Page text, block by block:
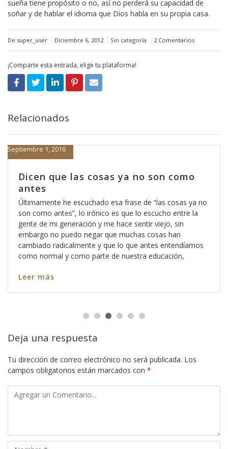
sueña tiene propósito o no, así no perderá su capacidad de
soñar y de hablar el idioma que Dios habla en su propia casa.
De super_user Diciembre 6, 2012 Sin categoría 2 Comentarios
¡Comparte esta entrada, elige tu plataforma!
Relacionados
Dicen que las cosas ya no son como
antes
Septiembre 1, 2016
Últimamente he escuchado esa frase de “las cosas ya no
son como antes”, lo irónico es que lo escucho entre la
gente de mi generación y me hace sentir viejo, sin
embargo no puedo negar que muchas cosas han
cambiado radicalmente y que lo que antes entendíamos
como normal y como parte de nuestra educación,
Leer más
Deja una respuesta
Tu dirección de correo electrónico no será publicada. Los
campos obligatorios están marcados con *